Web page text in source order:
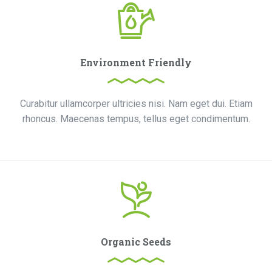
Environment Friendly
Curabitur ullamcorper ultricies nisi. Nam eget dui. Etiam
rhoncus. Maecenas tempus, tellus eget condimentum.
Organic Seeds